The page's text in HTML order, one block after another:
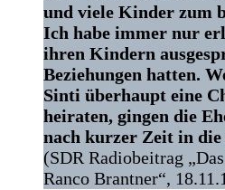
und viele Kinder zum
Ich habe immer nur
ihren Kindern
Beziehungen hatten.
Sinti überhaupt eine
heiraten, gingen die
nach kurzer Zeit in die
(SDR Radiobeitrag
Ranco Brantner“,